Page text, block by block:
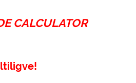
CALCULATOR